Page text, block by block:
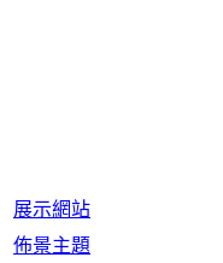
展示網站
佈景主題